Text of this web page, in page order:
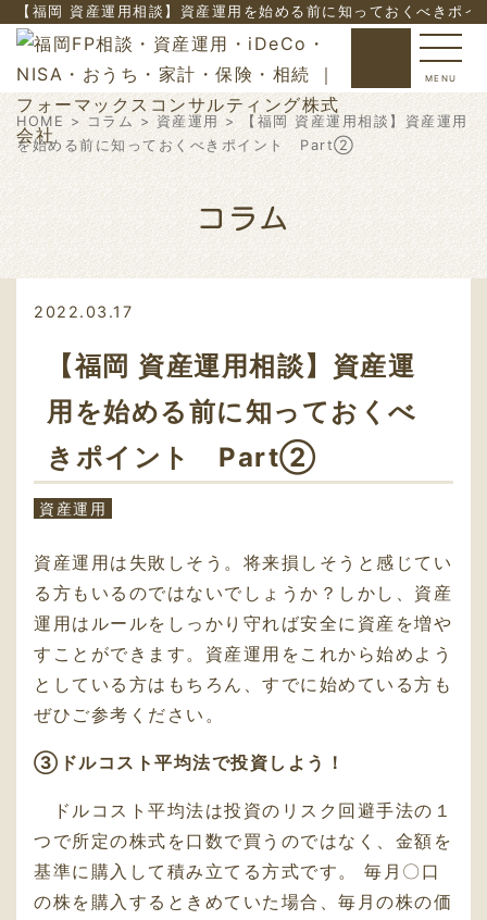
【福岡 資産運用相談】資産運用を始める前に知っておくべき
MENU
HOME > コラム >資産運用 > 【福岡 資産運用相談】資産運用
を始める前に知っておくべきポイント Part➁
コラム
2022.03.17
【福岡 資産運用相談】資産運
用を始める前に知っておくべ
きポイント Part➁
資産運用
資産運用は失敗しそう。将来損しそうと感じてい
る方もいるのではないでしょうか？しかし、資産
運用はルールをしっかり守れば安全に資産を増や
すことができます。資産運用をこれから始めよう
としている方はもちろん、すでに始めている方も
ぜひご参考ください。
③ドルコスト平均法で投資しよう！
ドルコスト平均法は投資のリスク回避手法の１
つで所定の株式を口数で買うのではなく、金額を
基準に購入して積み立てる方式です。 毎月〇口
の株を購入するときめていた場合、毎月の株の価